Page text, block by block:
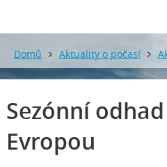
Domů Aktuality o počasí
léta nad Evropou
Sezónní
Evropou